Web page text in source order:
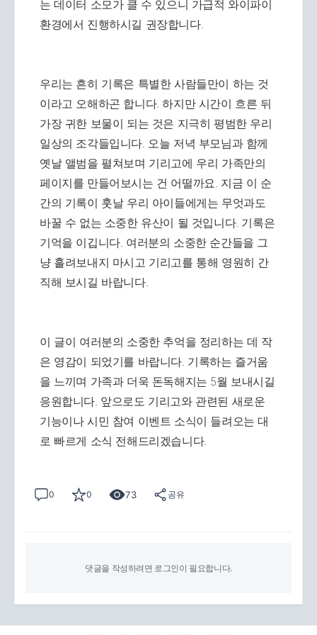
는 데이터 소모가 클 수 있으니 가급적 와이파이
환경에서 진행하시길 권장합니다.
우리는 흔히 기록은 특별한 사람들만이 하는 것
이라고 오해하곤 합니다. 하지만 시간이 흐른 뒤
가장 귀한 보물이 되는 것은 지극히 평범한 우리
일상의 조각들입니다. 오늘 저녁 부모님과 함께
옛날 앨범을 펼쳐보며 기리고에 우리 가족만의
페이지를 만들어보시는 건 어떨까요. 지금 이 순
간의 기록이 훗날 우리 아이들에게는 무엇과도
바꿀 수 없는 소중한 유산이 될 것입니다. 기록은
기억을 이깁니다. 여러분의 소중한 순간들을 그
냥 흘려보내지 마시고 기리고를 통해 영원히 간
직해 보시길 바랍니다.
이 글이 여러분의 소중한 추억을 정리하는 데 작
은 영감이 되었기를 바랍니다. 기록하는 즐거움
을 느끼며 가족과 더욱 돈독해지는 5월 보내시길
응원합니다. 앞으로도 기리고와 관련된 새로운
기능이나 시민 참여 이벤트 소식이 들려오는 대
로 빠르게 소식 전해드리겠습니다.
0 0 73 공유
댓글을 작성하려면 로그인이 필요합니다.